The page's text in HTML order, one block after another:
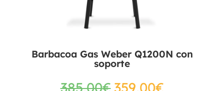
Barbacoa Gas Weber Q1200N con
soporte
385,00€359,00€